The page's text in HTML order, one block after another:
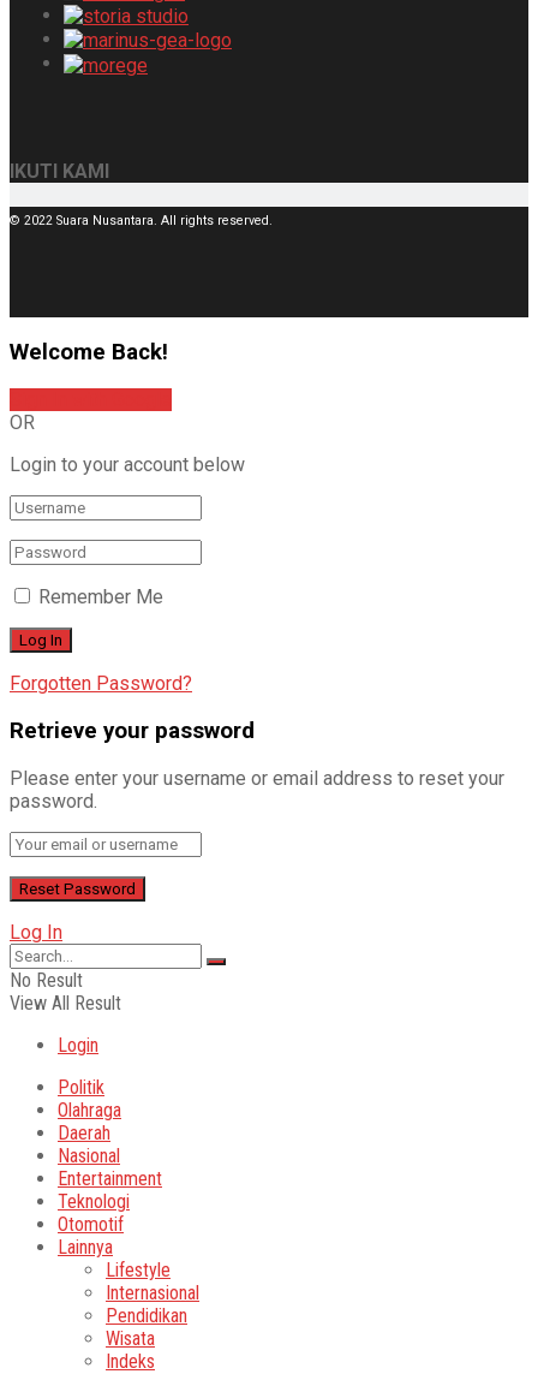
IKUTI KAMI
© 2022 Suara Nusantara. All rights reserved.
Welcome Back!
OR
Login to your account below
Remember Me
Forgotten Password?
Retrieve your password
Please enter your username or email address to reset your
password.
Log In
No Result
View All Result
Login
Politik
Olahraga
Daerah
Nasional
Entertainment
Teknologi
Otomotif
Lainnya
Lifestyle
Internasional
Pendidikan
Wisata
Indeks